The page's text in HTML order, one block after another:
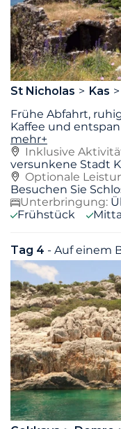
St Nicholas Kas
Frühe Abfahrt,
Kaffee und
mehr+
Inklusive
versunkene Stadt
Optionale
Besuchen Sie
Unterbringung:
Frühstück
Tag 4 - Auf einem